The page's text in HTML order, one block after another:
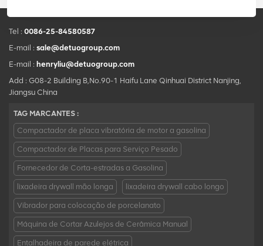
Tel : 0086-25-84580587
E-mail : sale@detuogroup.com
E-mail : henryliu@detuogroup.com
Add : G08-2 Building B,No.90-1 Haifu Lane Qinhuai District Nanjing,
Jiangsu China
TAG MARCANTES :
Compactador de placa vibratória de motor a gasolina
Compactador de Placas para Serviço Pesado
Fornecedor de Corta-estradas a Gasolina
lixadeira drywall mão longa lixadeira drywall cabo longo
Vibrador para colocação de porcelanato
Máquina de Cortar Azulejos de Cerâmica Manual
Entalhadeira de parede elétrica